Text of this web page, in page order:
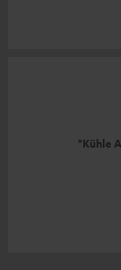
"Kühle